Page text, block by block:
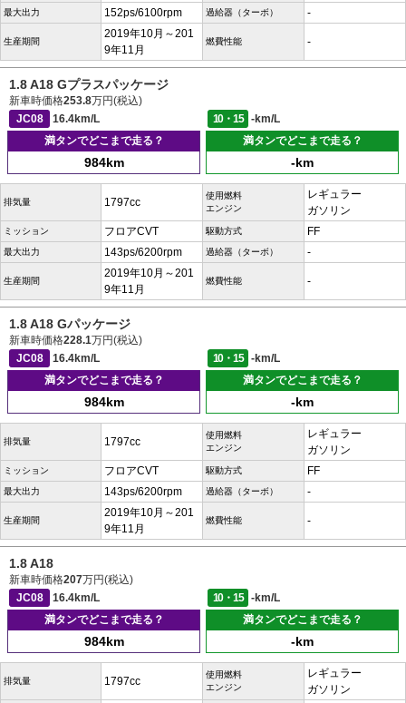
最大出力 152ps/6100rpm 過給器（ターボ） -
生産期間
2019年10月～201
9年11月
燃費性能 -
1.8 A18 Gプラスパッケージ
新車時価格253.8万円(税込)
JC08
16.4km/L 10・15
-km/L
満タンでどこまで走る？
984km
満タンでどこまで走る？
-km
排気量 1797cc
使用燃料
エンジン
レギュラー
ガソリン
ミッション フロアCVT 駆動方式 FF
最大出力 143ps/6200rpm 過給器（ターボ） -
生産期間
2019年10月～201
9年11月
燃費性能 -
1.8 A18 Gパッケージ
新車時価格228.1万円(税込)
JC08
16.4km/L 10・15
-km/L
満タンでどこまで走る？
984km
満タンでどこまで走る？
-km
排気量 1797cc
使用燃料
エンジン
レギュラー
ガソリン
ミッション フロアCVT 駆動方式 FF
最大出力 143ps/6200rpm 過給器（ターボ） -
生産期間
2019年10月～201
9年11月
燃費性能 -
1.8 A18
新車時価格207万円(税込)
JC08
16.4km/L 10・15
-km/L
満タンでどこまで走る？
984km
満タンでどこまで走る？
-km
排気量 1797cc
使用燃料
エンジン
レギュラー
ガソリン